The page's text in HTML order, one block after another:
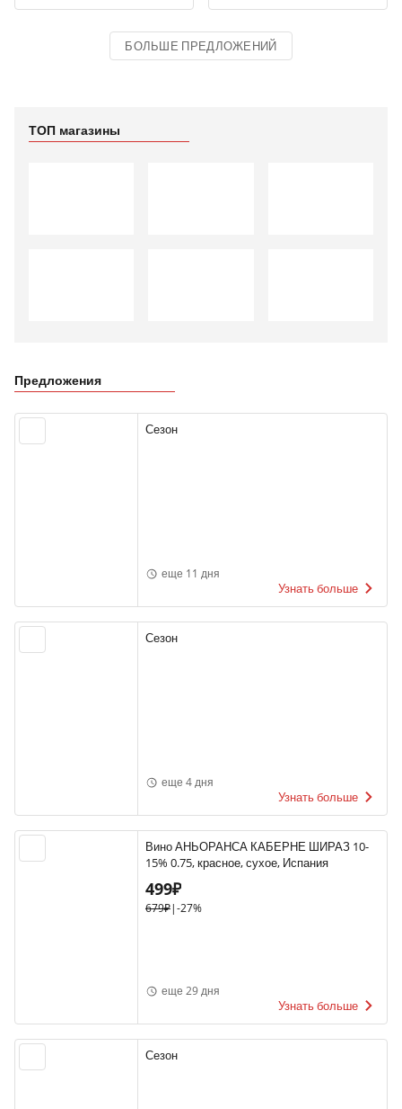
БОЛЬШЕ ПРЕДЛОЖЕНИЙ
ТОП магазины
Предложения
Сезон
еще 11 дня
Узнать больше
Сезон
еще 4 дня
Узнать больше
Вино АНЬОРАНСА КАБЕРНЕ ШИРАЗ 10-
15% 0.75, красное, сухое, Испания
499₽
679₽|-27%
еще 29 дня
Узнать больше
Сезон